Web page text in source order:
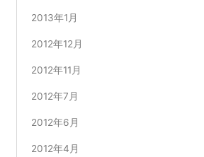
2013年1月
2012年12月
2012年11月
2012年7月
2012年6月
2012年4月